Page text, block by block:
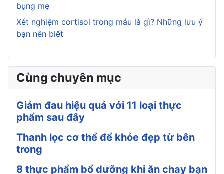
bụng mẹ
Xét nghiệm cortisol trong máu là gì? Những lưu ý
bạn nên biết
Cùng chuyên mục
Giảm đau hiệu quả với 11 loại thực
phẩm sau đây
Thanh lọc cơ thể để khỏe đẹp từ bên
trong
8 thực phẩm bổ dưỡng khi ăn chay bạn